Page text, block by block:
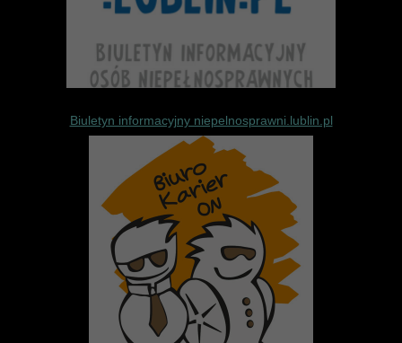
Internetowy Biuletyn Informacyjny
Biuletyn informacyjny niepelnosprawni.lublin.pl